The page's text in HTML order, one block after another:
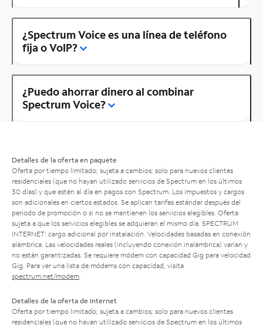
¿Spectrum Voice es una línea de teléfono
fija o VoIP?
¿Puedo ahorrar dinero al combinar
Spectrum Voice?
Detalles de la oferta en paquete
Oferta por tiempo limitado; sujeta a cambios; solo para nuevos clientes
residenciales (que no hayan utilizado servicios de Spectrum en los últimos
30 días) y que estén al día en pagos con Spectrum. Los impuestos y cargos
son adicionales en ciertos estados. Se aplican tarifas estándar después del
período de promoción o si no se mantienen los servicios elegibles. Oferta
sujeta a que los servicios elegibles se adquieran el mismo día. SPECTRUM
INTERNET: cargo adicional por instalación. Velocidades basadas en conexión
alámbrica. Las velocidades reales (incluyendo conexión inalámbrica) varían y
no están garantizadas. Se requiere módem con capacidad Gig para velocidad
Gig. Para ver una lista de módems con capacidad, visita
spectrum.net/modem
Detalles de la oferta de Internet
Oferta por tiempo limitado; sujeta a cambios; solo para nuevos clientes
residenciales (que no hayan utilizado servicios de Spectrum en los últimos